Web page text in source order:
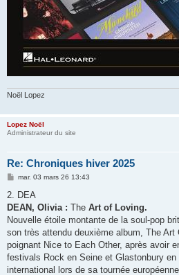
Noël Lopez
Lopez Noël
Administrateur du site
Re: Chroniques hiver 2025
M
s
a
g
mar. 03 mars 26 13:43
2. DEA
DEAN, Olivia : The Art of Loving.
Nouvelle étoile montante de la soul-pop
son très attendu deuxième album, The
poignant Nice to Each Other, après avoir
festivals Rock en Seine et Glastonbury
international lors de sa tournée